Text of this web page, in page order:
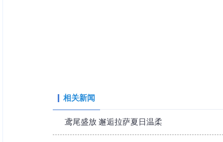
相关新闻
鸢尾盛放 邂逅拉萨夏日温柔